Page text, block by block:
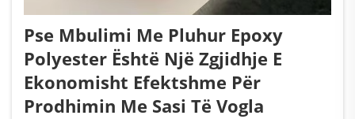
Pse Mbulimi Me Pluhur Epoxy
Polyester Është Një Zgjidhje E
Ekonomisht Efektshme Për
Prodhimin Me Sasi Të Vogla